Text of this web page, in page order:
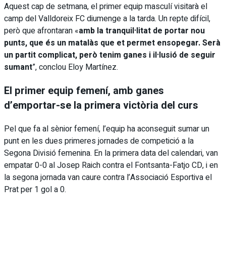
Aquest cap de setmana, el primer equip masculí visitarà el
camp del Valldoreix FC diumenge a la tarda. Un repte difícil,
però que afrontaran «amb la tranquil·litat de portar nou
punts, que és un matalàs que et permet ensopegar. Serà
un partit complicat, però tenim ganes i il·lusió de seguir
sumant”, conclou Eloy Martínez.
El primer equip femení, amb ganes
d’emportar-se la primera victòria del curs
Pel que fa al sènior femení, l’equip ha aconseguit sumar un
punt en les dues primeres jornades de competició a la
Segona Divisió femenina. En la primera data del calendari, van
empatar 0-0 al Josep Raich contra el Fontsanta-Fatjo CD, i en
la segona jornada van caure contra l’Associació Esportiva el
Prat per 1 gol a 0.